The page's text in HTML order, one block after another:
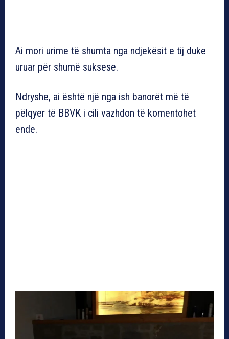
Ai mori urime të shumta nga ndjekësit e tij duke
uruar për shumë suksese.
Ndryshe, ai është një nga ish banorët më të
pëlqyer të BBVK i cili vazhdon të komentohet
ende.